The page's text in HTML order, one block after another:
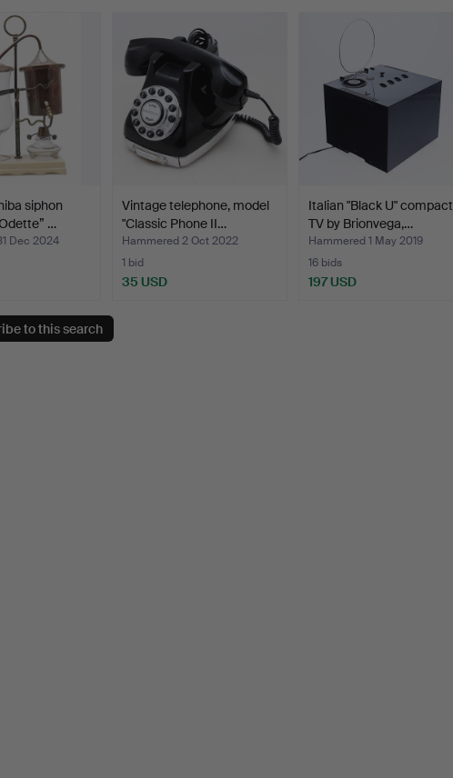
siphon
…
Dec 2024
Vintage telephone, model
"Classic Phone II…
Hammered 2 Oct 2022
1 bid
35 USD
Italian "Black U" compact
TV by Brionvega,…
Hammered 1 May 2019
16 bids
197 USD
to this search